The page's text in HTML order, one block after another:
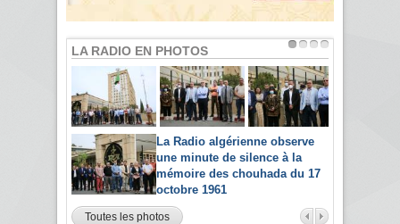
LA RADIO EN PHOTOS
La Radio algérienne observe
une minute de silence à la
mémoire des chouhada du 17
octobre 1961
Toutes les photos